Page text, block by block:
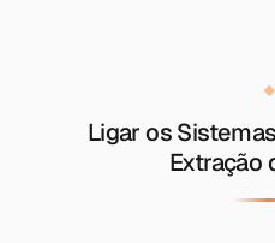
Ligar os
Extração